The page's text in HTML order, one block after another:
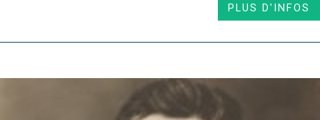
PLUS D'INFOS